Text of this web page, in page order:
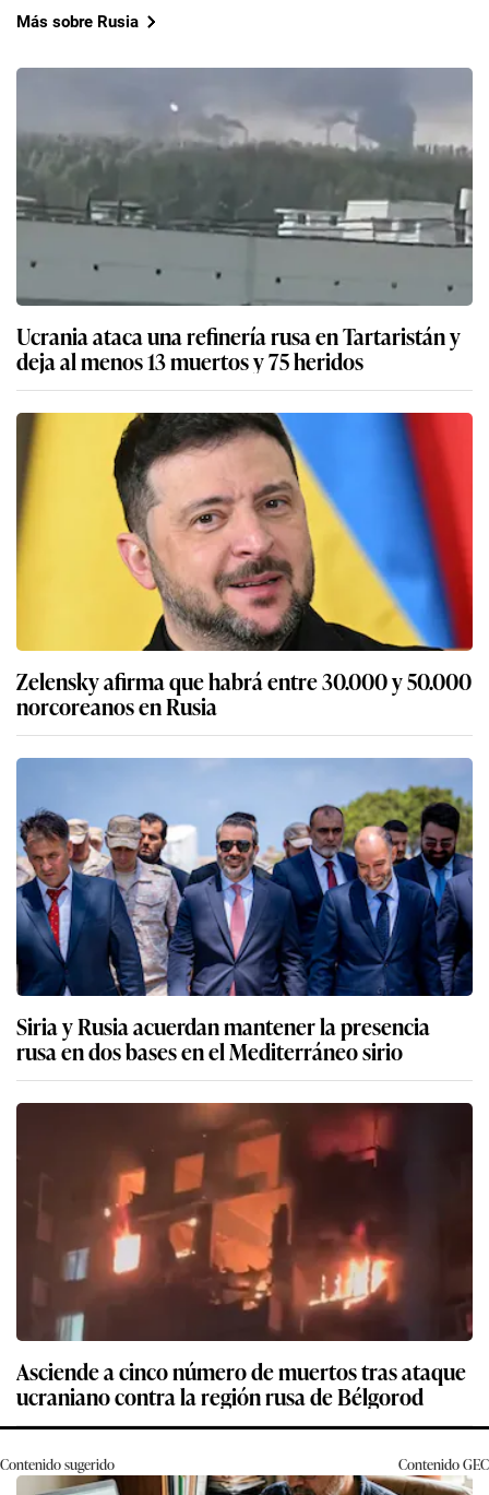
Más sobre Rusia
Ucrania ataca una refinería rusa en Tartaristán y
deja al menos 13 muertos y 75 heridos
Zelensky afirma que habrá entre 30.000 y 50.000
norcoreanos en Rusia
Siria y Rusia acuerdan mantener la presencia
rusa en dos bases en el Mediterráneo sirio
Asciende a cinco número de muertos tras ataque
ucraniano contra la región rusa de Bélgorod
Contenido sugerido ContenidoGEC